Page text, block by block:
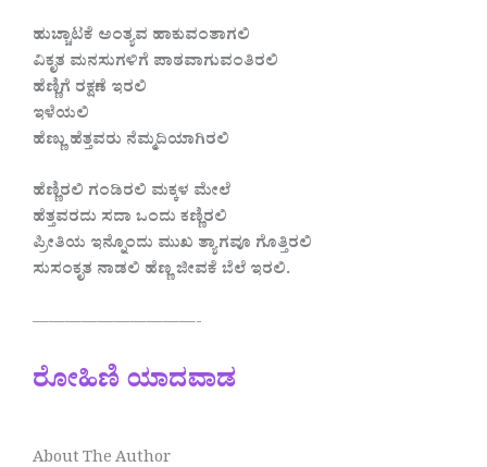
ಹುಚ್ಚಾಟಕೆ ಅಂತ್ಯವ ಹಾಕುವಂತಾಗಲಿ
ವಿಕೃತ ಮನಸುಗಳಿಗೆ ಪಾಠವಾಗುವಂತಿರಲಿ
ಹೆಣ್ಣಿಗೆ ರಕ್ಷಣೆ ಇರಲಿ‌
ಇಳೆಯಲಿ
ಹೆಣ್ಣು ಹೆತ್ತವರು ನೆಮ್ಮದಿಯಾಗಿರಲಿ
ಹೆಣ್ಣಿರಲಿ ಗಂಡಿರಲಿ ಮಕ್ಕಳ‌ ಮೇಲೆ
ಹೆತ್ತವರದು ಸದಾ ಒಂದು ಕಣ್ಣಿರಲಿ
ಪ್ರೀತಿಯ ಇನ್ನೊಂದು ಮುಖ ತ್ಯಾಗವೂ ಗೊತ್ತಿರಲಿ
ಸುಸಂಕೃತ ನಾಡಲಿ ಹೆಣ್ಣ ಜೀವಕೆ ಬೆಲೆ ಇರಲಿ.
——————————-
ರೋಹಿಣಿ ಯಾದವಾಡ
About The Author